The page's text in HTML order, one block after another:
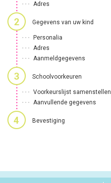
Adres
Gegevens van uw kind
Personalia
Adres
Aanmeldgegevens
Schoolvoorkeuren
Voorkeurslijst samenstellen
Aanvullende gegevens
Bevestiging